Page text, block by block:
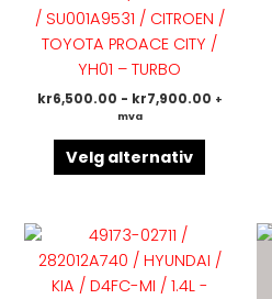
/ SU001A9531 / CITROEN /
TOYOTA PROACE CITY /
YH01 – TURBO
kr6,500.00 - kr7,900.00 +
mva
Velg alternativ
kan
velges
har